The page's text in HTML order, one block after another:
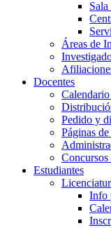
Áreas de
Docentes
Pedido y
Páginas
Concursos
Estudiantes
Info